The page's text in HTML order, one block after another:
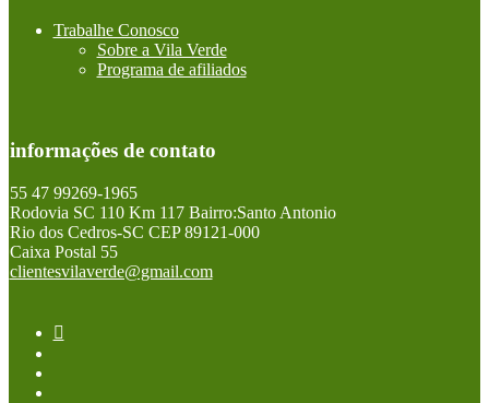
Trabalhe Conosco
Sobre a Vila Verde
Programa de afiliados
informações de contato
55 47 99269-1965
Rodovia SC 110 Km 117 Bairro:Santo Antonio
Rio dos Cedros-SC CEP 89121-000
Caixa Postal 55
clientesvilaverde@gmail.com